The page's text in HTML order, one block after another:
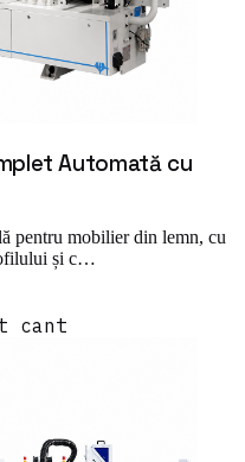
Automată cu
pentru mobilier din lemn, cu
și c…
cant